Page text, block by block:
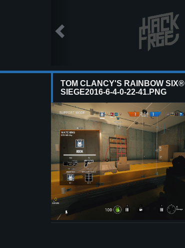
TOM CLANCY'S RAINBOW SIX®
SIEGE2016-6-4-0-22-41.PNG